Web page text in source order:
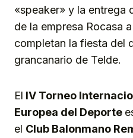
«speaker» y la entrega
de la empresa Rocasa
completan la fiesta del
grancanario de Telde.
El IV Torneo
Europea del Deporte
el Club Balonmano